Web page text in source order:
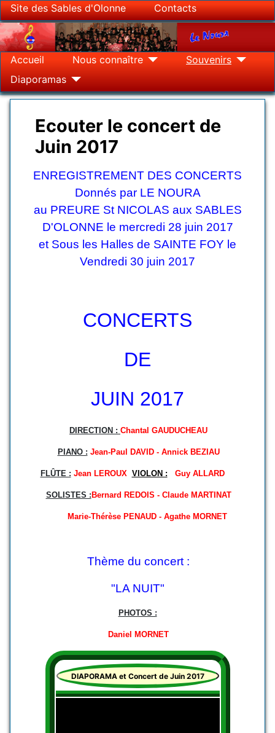
Site des Sables d'Olonne Contacts
Accueil Nous connaître
Souvenirs
Diaporamas
Ecouter le concert de
Juin 2017
Détails
ENREGISTREMENT DES CONCERTS
Donnés par LE NOURA
au PREURE St NICOLAS aux SABLES
D'OLONNE le mercredi 28 juin 2017
et Sous les Halles de SAINTE FOY le
Vendredi 30 juin 2017
CONCERTS
DE
JUIN 2017
DIRECTION : Chantal GAUDUCHEAU
PIANO : Jean-Paul DAVID - Annick BEZIAU
FLÛTE : Jean LEROUX VIOLON : Guy ALLARD
SOLISTES : Bernard REDOIS - Claude MARTINAT
Marie-Thérèse PENAUD - Agathe MORNET
Thème du concert :
"LA NUIT"
PHOTOS :
Daniel MORNET
DIAPORAMA et Concert de Juin 2017